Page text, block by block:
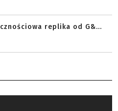
replika od G&...